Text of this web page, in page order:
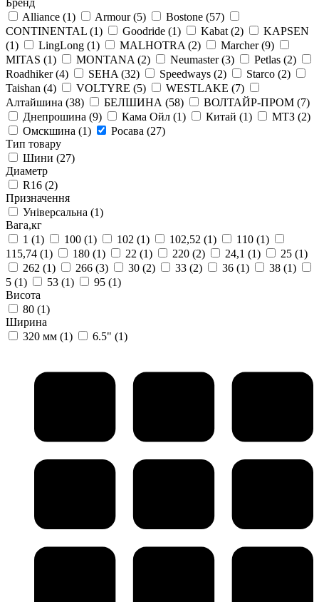
Alliance (1) Armour(5) Bostone (57)
CONTINENTAL (1) Goodride (1) Kabat (2)
KAPSEN
(1)
LingLong (1) MALHOTRA (2) Marcher(9)
MITAS (1) MONTANA (2) Neumaster(3) Petlas (2)
Roadhiker(4) SEHA (32) Speedways (2) Starco (2)
Taishan (4) VOLTYRE (5) WESTLAKE (7)
Алтайшина (38) БЕЛШИНА (58) ВОЛТАЙР-ПРОМ (7)
Днепрошина (9) Кама Ойл (1) Китай (1) МТЗ (2)
Омскшина (1) Росава (27)
Тип товару
Шини (27)
Диаметр
R16 (2)
Призначення
Універсальна (1)
Вага,кг
1 (1) 100 (1) 102 (1) 102,52 (1) 110 (1)
115,74 (1) 180 (1) 22 (1) 220 (2) 24,1 (1) 25 (1)
262 (1) 266 (3) 30 (2) 33 (2) 36 (1) 38 (1)
5 (1) 53 (1) 95 (1)
Висота
80 (1)
Ширина
320 мм (1) 6.5" (1)